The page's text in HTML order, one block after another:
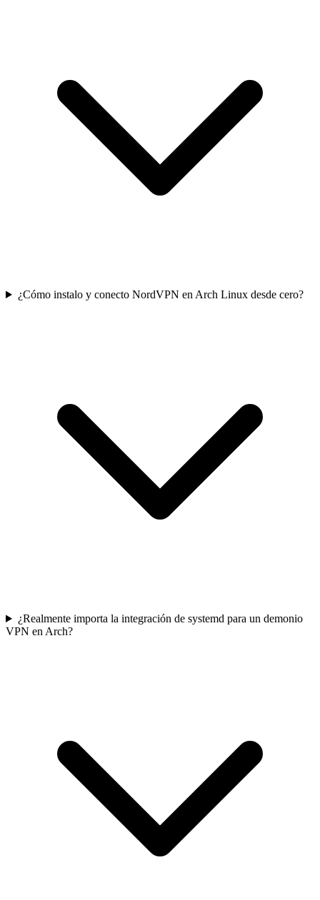
¿Cómo instalo y conecto NordVPN en Arch Linux desde cero?
¿Realmente importa la integración de systemd para un demonio
VPN en Arch?